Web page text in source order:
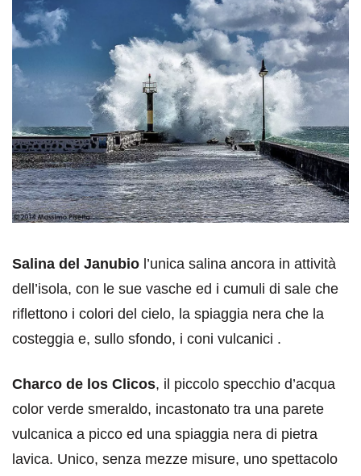
Salina del Janubio l’unica salina ancora in attività
dell’isola, con le sue vasche ed i cumuli di sale che
riflettono i colori del cielo, la spiaggia nera che la
costeggia e, sullo sfondo, i coni vulcanici .
Charco de los Clicos, il piccolo specchio d’acqua
color verde smeraldo, incastonato tra una parete
vulcanica a picco ed una spiaggia nera di pietra
lavica. Unico, senza mezze misure, uno spettacolo